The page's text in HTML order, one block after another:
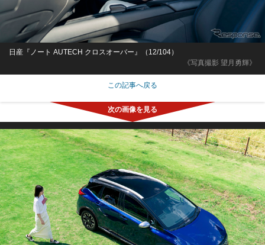
《写真撮影 望月勇輝》
日産『ノート AUTECH クロスオーバー』（12/104）
この記事へ戻る